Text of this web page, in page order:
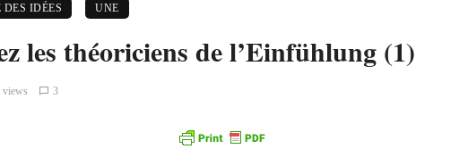
IDÉES UNE
les théoriciens de l’Einfühlung (1)
views 3